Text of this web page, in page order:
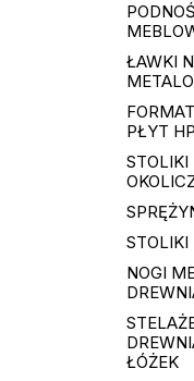
ŁAWKI
PŁYT
STOLIKI
STOLIKI
NOGI
ŁÓŻEK